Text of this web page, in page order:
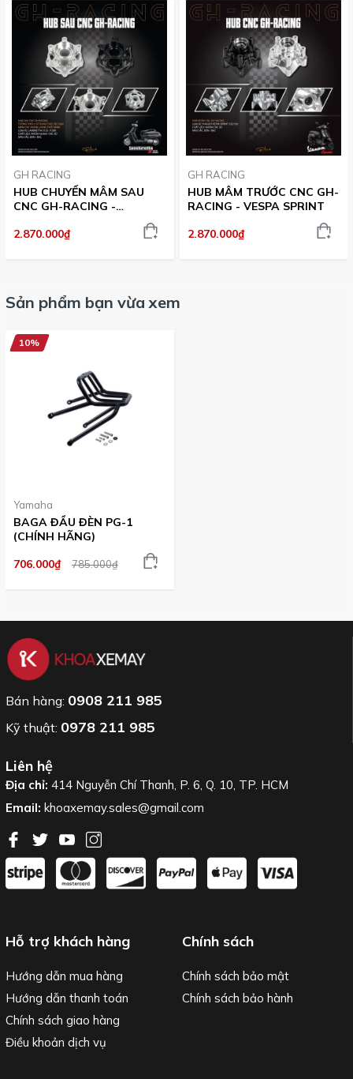
GH RACING
HUB CHUYỂN MÂM SAU
CNC GH-RACING -
2.870.000₫
GH RACING
HUB MÂM TRƯỚC CNC GH-
RACING - VESPA SPRINT
2.870.000₫
Sản phẩm bạn vừa xem
10%
Yamaha
BAGA ĐẦU ĐÈN PG-1
(CHÍNH HÃNG)
706.000₫
785.000₫
Bán hàng: 0908 211 985
Kỹ thuật: 0978 211 985
Liên hệ
Địa chỉ: 414 Nguyễn Chí Thanh, P. 6, Q. 10, TP. HCM
Email: khoaxemay.sales@gmail.com
Hỗ trợ khách hàng
Hướng dẫn mua hàng
Hướng dẫn thanh toán
Chính sách giao hàng
Điều khoản dịch vụ
Chính sách
Chính sách bảo mật
Chính sách bảo hành